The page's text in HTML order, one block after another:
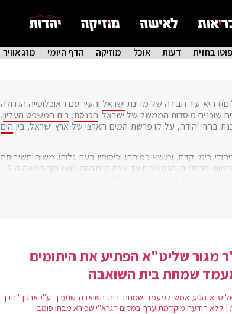
פוטו בחזית דעות אוכל מוזיקה הדף היומי מזג אוויר
היא עיר הבירה של מדינת ישראלוהעיר עם האוכלוסייה הגדולה
הכנסת, בית המשפט העליון,
בהרי יהודה, על קו פרשת המים הארצי של ארץ ישראל, ביןהים
בימי קדם, ומושא כמיהתו וכיסופיו בעת גלותו. משום חשיבותה
הדתית עבור שלוש הדתות, היוותה העיר לאורך ההיסטוריה מוקד של מלחמות וסכסוכים, הנמשכים עד עצם היום הזה. מאז סוף המאה ה-19,
מגור שליט"א הפתיע את היתומים
שמחת בית השואבה
הגיע אמש למעמד שמחת בית השואבה שנערך ע"י ארגון "הבן
| ללא הודעה מוקדמת ערך במקום הגרא"י שפירא מבחן פומבי